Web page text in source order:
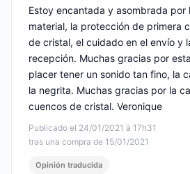
Publicado el 24/01/2021 à 17h31
tras una compra de 15/01/2021
Estoy encantada y asombrada por
material, la protección de primera
de cristal, el cuidado en el envío y
recepción. Muchas gracias por
placer tener un sonido tan fino, la
la negrita. Muchas gracias por la
cuencos de cristal. Veronique
Opinión traducida